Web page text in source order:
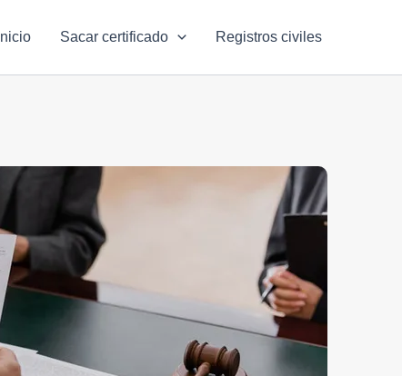
Inicio Sacar certificado Registros civiles